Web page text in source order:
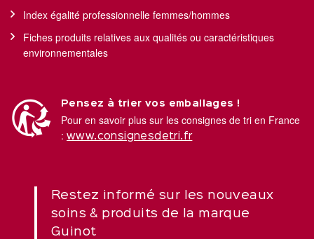
Index égalité professionnelle femmes/hommes
Fiches produits relatives aux qualités ou caractéristiques
environnementales
Pensez à trier vos emballages !
Pour en savoir plus sur les consignes de tri en France
: www.consignesdetri.fr
Restez informé sur les nouveaux
soins & produits de la marque
Guinot